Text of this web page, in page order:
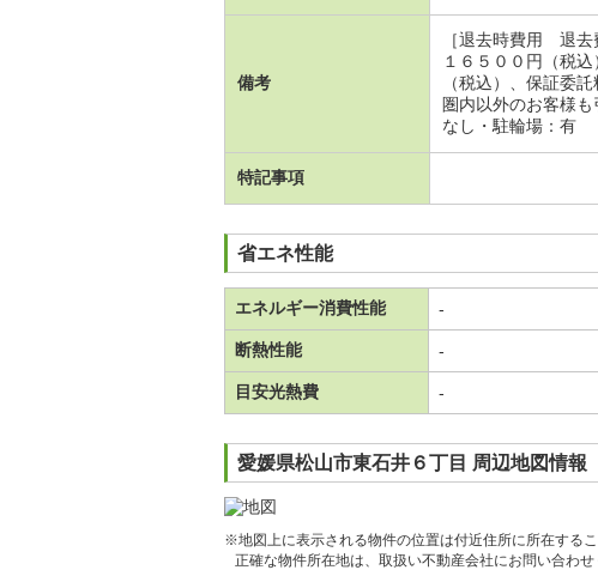
備考
［退去時費用 退
１６５００円（税
（税込）、保証委
圏内以外のお客様
なし・駐輪場：有
特記事項
省エネ性能
エネルギー消費性能 -
断熱性能 -
目安光熱費 -
愛媛県松山市東石井６丁目 周辺地図情報
※地図上に表示される物件の位置は付近住所に所在する
正確な物件所在地は、取扱い不動産会社にお問い合わせ